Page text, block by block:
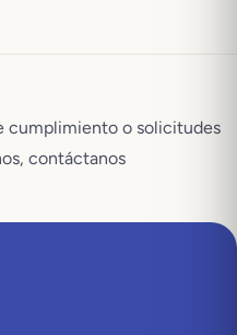
cumplimiento o solicitudes
contáctanos